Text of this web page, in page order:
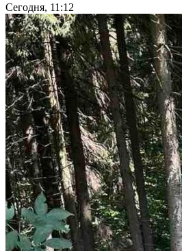
Сегодня, 11:12